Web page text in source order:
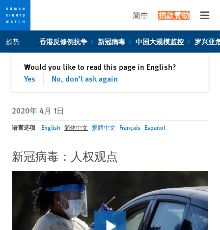
Skip
to
privacy
Skip
to
content
简中 捐款赞助
趋势 香港反修例抗争 新冠病毒 中国大规模监控 罗兴亚
Would you like to read this page in English?
Yes
No, don't ask again
✕关闭
2020年 4月 1日
语言选项 English 简体中文 繁體中文 Français Español
新冠病毒：人权观点